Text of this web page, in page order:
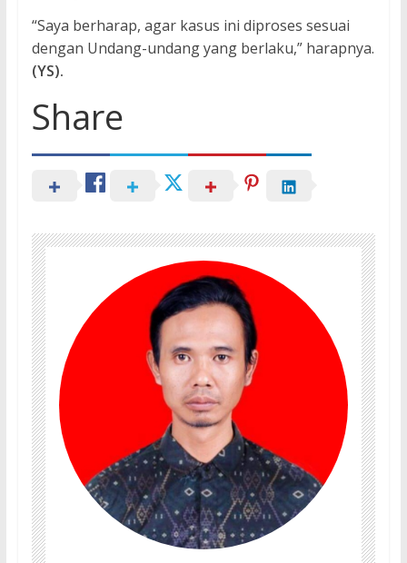
“Saya berharap, agar kasus ini diproses sesuai
dengan Undang-undang yang berlaku,” harapnya.
(YS).
Share